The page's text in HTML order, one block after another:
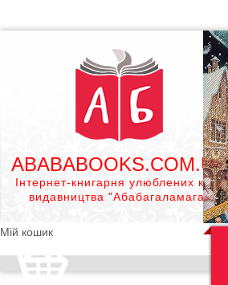
ABABABOOKS.COM.UA
Інтернет-книгарня улюблених книг
видавництва "Абабагаламага"
Мій кошик